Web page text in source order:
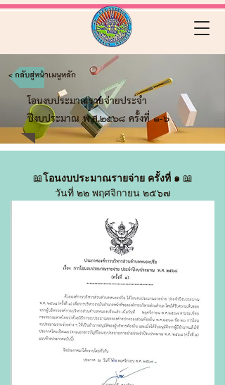
< กลับสู่หน้าเมนูหลัก
โอนงบประมาณรายจ่ายประจำ
ปีงบประมาณ พ.ศ.2568 ครั้งที่ 1-6
📖โอนงบประมาณรายจ่าย ครั้งที่ ๑ 📖
วันที่ ๒๒ พฤศจิกายน ๒๕๖๗